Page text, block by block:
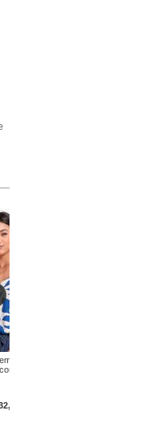
Malha de